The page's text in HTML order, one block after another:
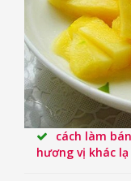
cách làm
hương vị khác lạ